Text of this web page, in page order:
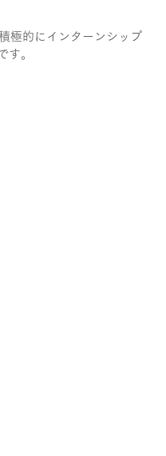
極的にインターンシップ
す。